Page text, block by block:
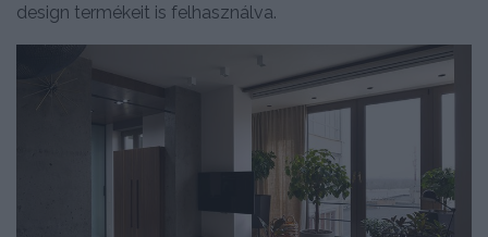
design termékeit is felhasználva.